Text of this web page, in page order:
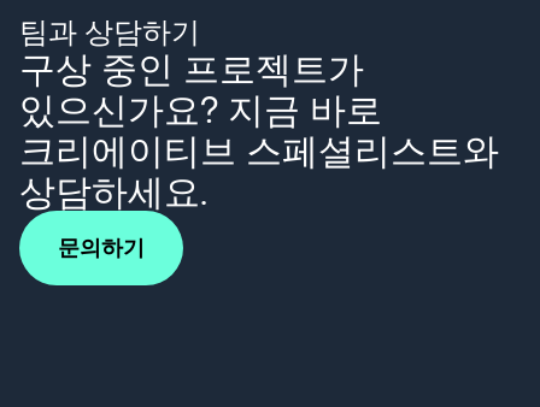
팀과 상담하기
구상 중인 프로젝트가
있으신가요? 지금 바로
크리에이티브 스페셜리스트와
상담하세요.
문의하기